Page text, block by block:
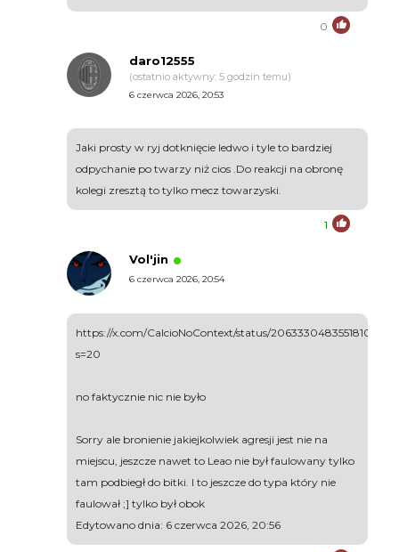
0
daro12555
(ostatnio aktywny: 5 godzin temu)
6 czerwca 2026, 20:53
Jaki prosty w ryj dotknięcie ledwo i tyle to bardziej
odpychanie po twarzy niż cios .Do reakcji na obronę
kolegi zresztą to tylko mecz towarzyski.
1
Vol'jin
6 czerwca 2026, 20:54
https://x.com/CalcioNoContext/status/2063330483551810022?
s=20
no faktycznie nic nie było
Sorry ale bronienie jakiejkolwiek agresji jest nie na
miejscu, jeszcze nawet to Leao nie był faulowany tylko
tam podbiegł do bitki. I to jeszcze do typa który nie
faulował ;] tylko był obok
Edytowano dnia: 6 czerwca 2026, 20:56